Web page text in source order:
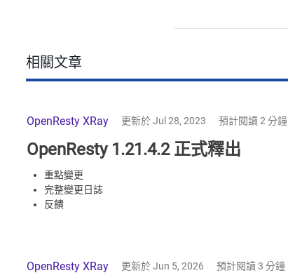
相關文章
OpenResty XRay 更新於 Jul 28, 2023 預計閱讀 2 分鐘
OpenResty 1.21.4.2 正式釋出
重點變更
完整變更日誌
反饋
OpenResty XRay 更新於 Jun 5, 2026 預計閱讀 3 分鐘